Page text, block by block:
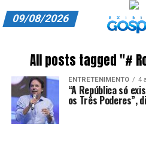
ASSINE
CARRINHO
09/08/2026
All posts tagged "#
ENTRETENIMENTO 4
“A República só
os Três Poderes”,